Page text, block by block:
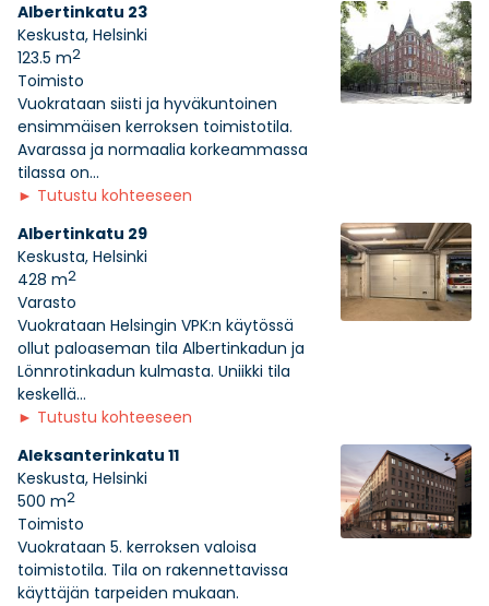
Albertinkatu 23
Keskusta, Helsinki
123.5 m2
Toimisto
Vuokrataan siisti ja hyväkuntoinen
ensimmäisen kerroksen toimistotila.
Avarassa ja normaalia korkeammassa
tilassa on...
► Tutustu kohteeseen
Albertinkatu 29
Keskusta, Helsinki
428 m2
Varasto
Vuokrataan Helsingin VPK:n käytössä
ollut paloaseman tila Albertinkadun ja
Lönnrotinkadun kulmasta. Uniikki tila
keskellä...
► Tutustu kohteeseen
Aleksanterinkatu 11
Keskusta, Helsinki
500 m2
Toimisto
Vuokrataan 5. kerroksen valoisa
toimistotila. Tila on rakennettavissa
käyttäjän tarpeiden mukaan.